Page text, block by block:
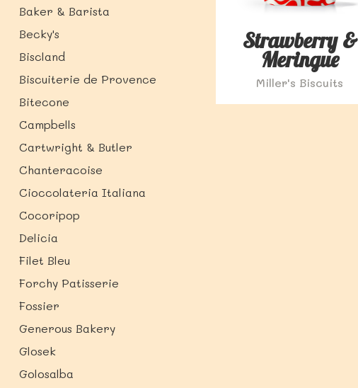
Baker & Barista
Becky's
Biscland
Biscuiterie de Provence
Bitecone
Campbells
Cartwright & Butler
Chanteracoise
Cioccolateria Italiana
Cocoripop
Delicia
Filet Bleu
Forchy Patisserie
Fossier
Generous Bakery
Glosek
Golosalba
Strawberry &
Meringue
Miller's Biscuits